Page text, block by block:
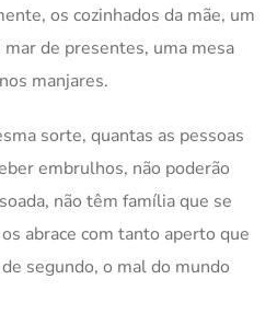
os cozinhados da mãe, um
de presentes, uma mesa
manjares.
sorte, quantas as pessoas
embrulhos, não poderão
não têm família que se
abrace com tanto aperto que
segundo, o mal do mundo